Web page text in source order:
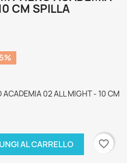
CM SPILLA
ACADEMIA 02 ALL MIGHT - 10 CM
AL CARRELLO favorite_border